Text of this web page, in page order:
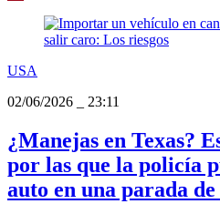
USA
02/06/2026
23:11
¿Manejas en Texas?
por las que la policía
auto en una parada